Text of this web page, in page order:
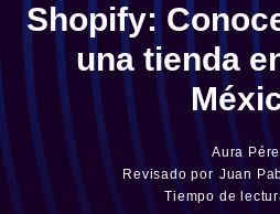
Shopify:
una tienda
Aura
Revisado por Juan
Tiempo de